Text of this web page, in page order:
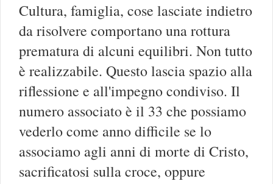
Cultura, famiglia, cose lasciate indietro
da risolvere comportano una rottura
prematura di alcuni equilibri. Non tutto
è realizzabile. Questo lascia spazio alla
riflessione e all'impegno condiviso. Il
numero associato è il 33 che possiamo
vederlo come anno difficile se lo
associamo agli anni di morte di Cristo,
sacrificatosi sulla croce, oppure